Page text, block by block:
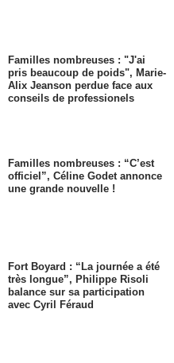
Familles nombreuses : "J'ai
pris beaucoup de poids", Marie-
Alix Jeanson perdue face aux
conseils de professionels
Familles nombreuses : “C’est
officiel”, Céline Godet annonce
une grande nouvelle !
Fort Boyard : “La journée a été
très longue”, Philippe Risoli
balance sur sa participation
avec Cyril Féraud